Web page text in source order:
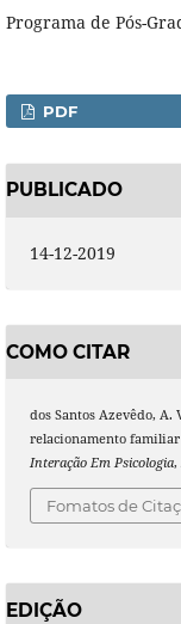
Programa de Pós-
PDF
PUBLICADO
14-12-2019
COMO CITAR
dos Santos Azevêdo, A.
relacionamento
Interação Em Psicologia,
Fomatos de
EDIÇÃO